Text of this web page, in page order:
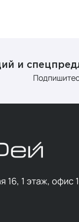
По мнению
Прежде чем
Что
тем ниже
Более
и
16, 1 этаж, офис